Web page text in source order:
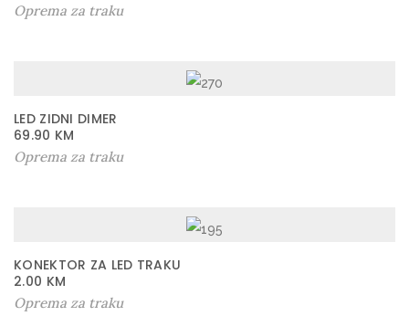
Oprema za traku
LED ZIDNI DIMER
69.90 KM
Oprema za traku
KONEKTOR ZA LED TRAKU
2.00 KM
Oprema za traku